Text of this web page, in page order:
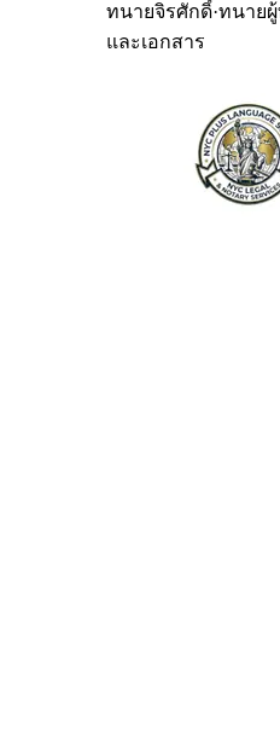
ทนายจิรศักดิ์·ทนาย
และเอกสาร